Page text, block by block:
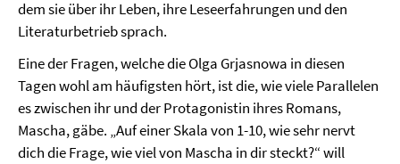
dem sie über ihr Leben, ihre Leseerfahrungen und den
Literaturbetrieb sprach.
Eine der Fragen, welche die Olga Grjasnowa in diesen
Tagen wohl am häufigsten hört, ist die, wie viele Parallelen
es zwischen ihr und der Protagonistin ihres Romans,
Mascha, gäbe. „Auf einer Skala von 1-10, wie sehr nervt
dich die Frage, wie viel von Mascha in dir steckt?“ will